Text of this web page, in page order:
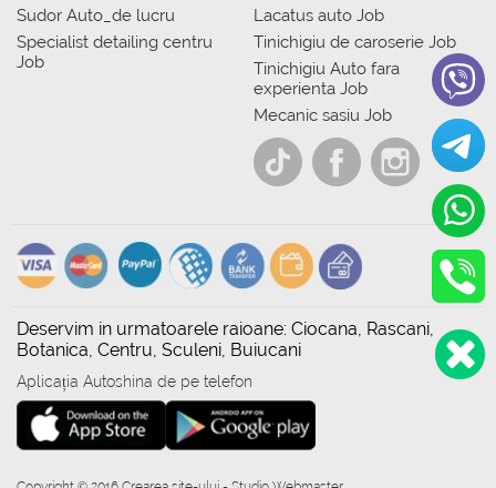
Sudor Auto_de lucru
Specialist detailing centru
Job
Lacatus auto Job
Tinichigiu de caroserie Job
Tinichigiu Auto fara
experienta Job
Mecanic sasiu Job
Deservim in urmatoarele raioane: Ciocana, Rascani,
Botanica, Centru, Sculeni, Buiucani
Aplicația Autoshina de pe telefon